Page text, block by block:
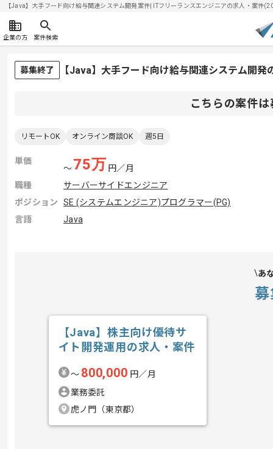
【Java】大手フード向け給与関連システム開発案件| ITフリーランスエンジニアの求人・案件
企業の方 案件検索
募集終了 【Java】大手フード向け給与関連システム開
こちらの案件
リモートOK オンライン商談OK 週5日
単価
〜75万 円／月
職種
サーバーサイドエンジニア
ポジション
SE (システムエンジニア)プログラマー(PG)
言語
Java
あ
【Java】株主向け優待サ
イト開発運用の求人・案件
〜 800,000 円／月
業務委託
虎ノ門（東京都）